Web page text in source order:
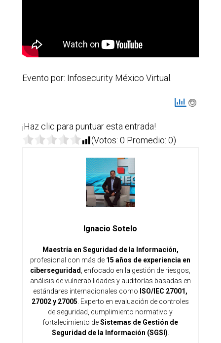
Evento por: Infosecurity México Virtual.
¡Haz clic para puntuar esta entrada!
(Votos: 0 Promedio: 0)
Ignacio Sotelo
Maestría en Seguridad de la Información,
profesional con más de 15 años de experiencia en
ciberseguridad
, enfocado en la gestión de riesgos,
análisis de vulnerabilidades y auditorías basadas en
estándares internacionales como ISO/IEC 27001,
27002 y 27005 . Experto en evaluación de controles
de seguridad, cumplimiento normativo y
fortalecimiento deSistemas de Gestión de
Seguridad de la Información (SGSI)